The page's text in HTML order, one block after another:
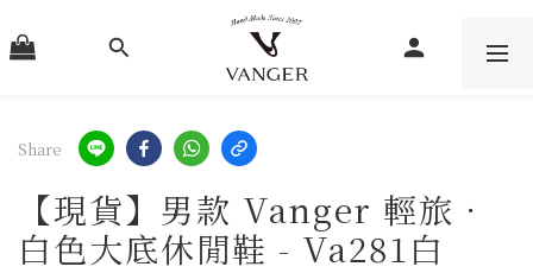
Share
【現貨】男款 Vanger 輕旅．
白色大底休閒鞋 - Va281白